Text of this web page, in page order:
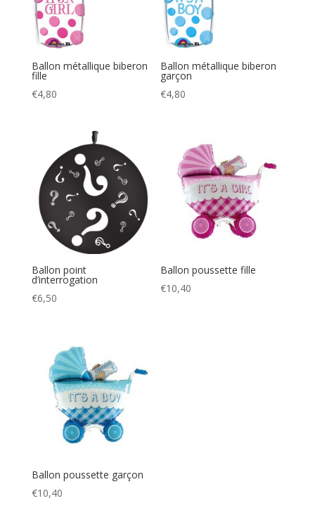
Ballon métallique biberon
fille
€4,80
Ballon métallique biberon
garçon
€4,80
Ballon point
d’interrogation
€6,50
Ballon poussette fille
€10,40
Ballon poussette garçon
€10,40